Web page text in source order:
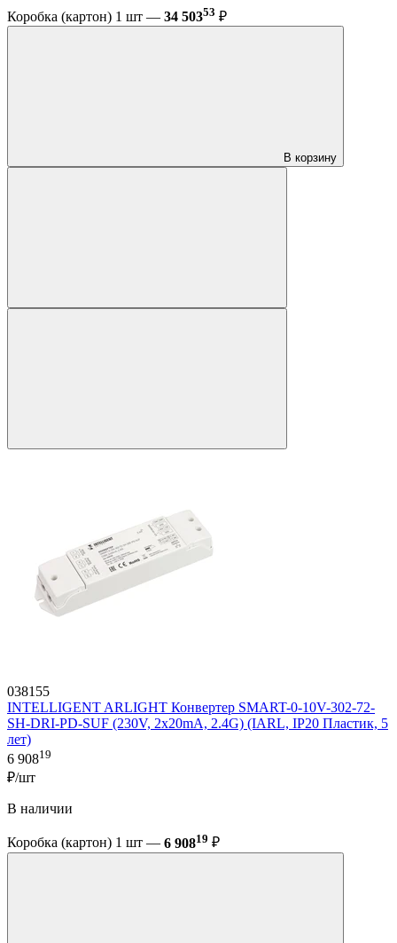
Коробка (картон) 1 шт — 34 50353 ₽
В корзину
038155
INTELLIGENT ARLIGHT Конвертер SMART-0-10V-302-72-
SH-DRI-PD-SUF (230V, 2x20mA, 2.4G) (IARL, IP20 Пластик, 5
лет)
6 90819
₽/шт
В наличии
Коробка (картон) 1 шт — 6 90819 ₽